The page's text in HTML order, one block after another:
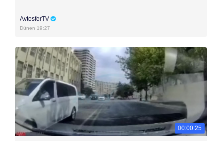
AvtosferTV
Dünən 19:27
00:00:25